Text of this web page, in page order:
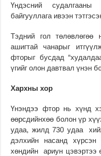
Үндэсний
байгууллага ивээн
Тэдний гол
ашигтай чанарыг
фторыг бусдад
үгийг олон давтвал үнэн
Хархны хор
Үнэндээ фтор нь хүнд
өөрсдийнхөө бо­лон үр
удаа, жилд 730 удаа
дэлхийн насанд
хөндийн ариун